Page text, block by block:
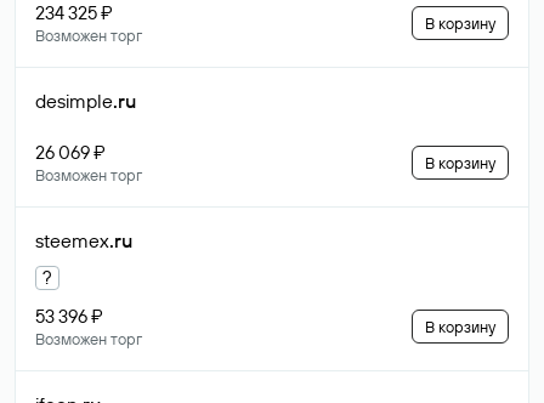
234 325 ₽
Возможен торг
В корзину
desimple.ru
26 069 ₽
Возможен торг
В корзину
steemex.ru
?
53 396 ₽
Возможен торг
В корзину